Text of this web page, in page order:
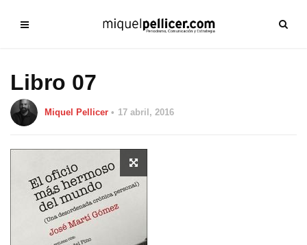
Libro 07
Miquel Pellicer 17 abril, 2016